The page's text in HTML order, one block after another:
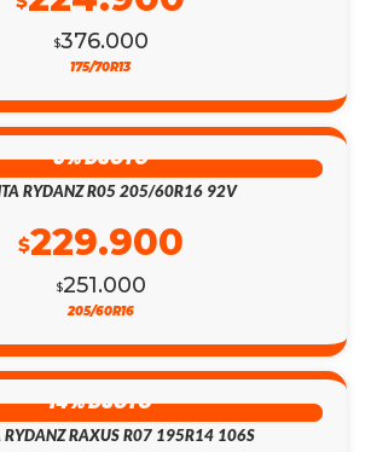
$376.000
175/70R13
8% DSCTO
RYDANZ R05 205/60R16 92V
$251.000
$229.900
205/60R16
14% DSCTO
RYDANZ RAXUS R07 195R14 106S